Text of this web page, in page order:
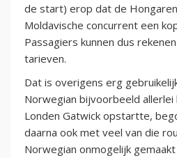
de start) erop dat de
Moldavische concurrent een
Passagiers kunnen dus
tarieven.
Dat is overigens erg
Norwegian bijvoorbeeld
Londen Gatwick opstartte,
daarna ook met veel van die
Norwegian onmogelijk